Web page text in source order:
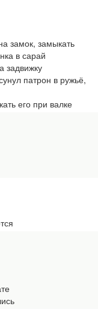
замок, замыкать
в сарай
задвижку
патрон в ружьё,
его при валке